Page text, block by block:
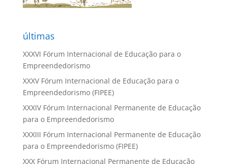
últimas
XXXVI Fórum Internacional de Educação para o
Empreendedorismo
XXXV Fórum Internacional de Educação para o
Empreendedorismo (FIPEE)
XXXIV Fórum Internacional Permanente de Educação
para o Empreendedorismo
XXXIII Fórum Internacional Permanente de Educação
para o Empreendedorismo (FIPEE)
XXX Fórum Internacional Permanente de Educação